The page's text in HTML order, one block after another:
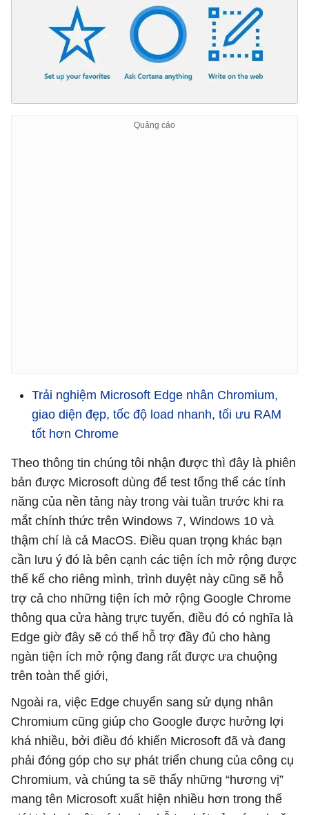
Trải nghiệm Microsoft Edge nhân Chromium,
giao diện đẹp, tốc độ load nhanh, tối ưu RAM
tốt hơn Chrome
Theo thông tin chúng tôi nhận được thì đây là phiên
bản được Microsoft dùng để test tổng thể các tính
năng của nền tảng này trong vài tuần trước khi ra
mắt chính thức trên Windows 7, Windows 10 và
thậm chí là cả MacOS. Điều quan trọng khác bạn
cần lưu ý đó là bên cạnh các tiện ích mở rộng được
thế kế cho riêng mình, trình duyệt này cũng sẽ hỗ
trợ cả cho những tiện ích mở rộng Google Chrome
thông qua cửa hàng trực tuyến, điều đó có nghĩa là
Edge giờ đây sẽ có thể hỗ trợ đầy đủ cho hàng
ngàn tiện ích mở rộng đang rất được ưa chuộng
trên toàn thế giới,
Ngoài ra, việc Edge chuyển sang sử dụng nhân
Chromium cũng giúp cho Google được hưởng lợi
khá nhiều, bởi điều đó khiến Microsoft đã và đang
phải đóng góp cho sự phát triển chung của công cụ
Chromium, và chúng ta sẽ thấy những “hương vị”
mang tên Microsoft xuất hiện nhiều hơn trong thế